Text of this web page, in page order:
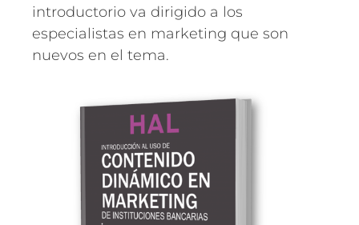
introductorio va dirigido a los
especialistas en marketing que son
nuevos en el tema.